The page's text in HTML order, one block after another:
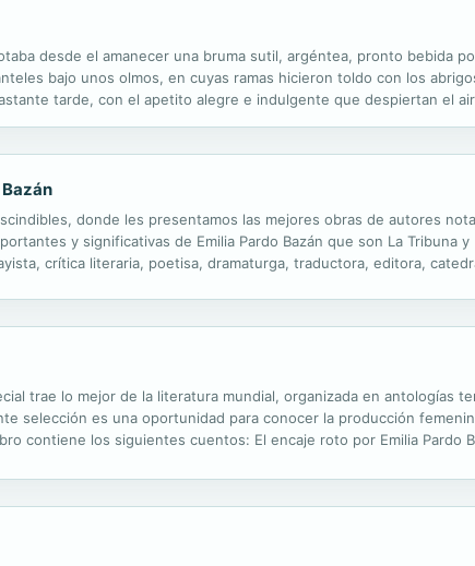
desde el amanecer una bruma sutil, argéntea, pronto bebida
bajo unos olmos, en cuyas ramas hicieron toldo con los
tarde, con el apetito alegre e indulgente que despiertan el
donde les presentamos las mejores obras de autores
y significativas de Emilia Pardo Bazán que son La Tribuna
crítica literaria, poetisa, dramaturga, traductora, editora,
trae lo mejor de la literatura mundial, organizada en antologías
selección es una oportunidad para conocer la producción
contiene los siguientes cuentos: El encaje roto por Emilia Pardo